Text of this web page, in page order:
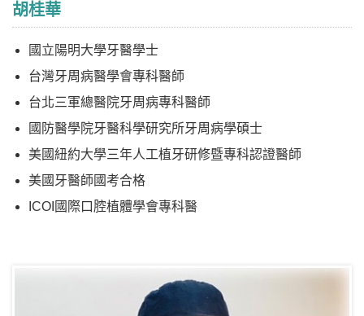
胡桂華
國立陽明大學牙醫學士
台灣牙周病醫學會專科醫師
台北三軍總醫院牙周病專科醫師
國防醫學院牙醫科學研究所牙周病學碩士
美國紐約大學三年人工植牙研修暨專科認證醫師
美國牙醫師國考合格
ICOI國際口腔植體學會專科醫